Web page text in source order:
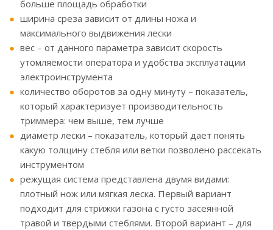
больше площадь обработки
ширина среза зависит от длины ножа и
максимального выдвижения лески
вес – от данного параметра зависит скорость
утомляемости оператора и удобства эксплуатации
электроинструмента
количество оборотов за одну минуту – показатель,
который характеризует производительность
триммера: чем выше, тем лучше
диаметр лески – показатель, который дает понять
какую толщину стебля или ветки позволено рассекать
инструментом
режущая система представлена двумя видами:
плотный нож или мягкая леска. Первый вариант
подходит для стрижки газона с густо засеянной
травой и твердыми стеблями. Второй вариант – для